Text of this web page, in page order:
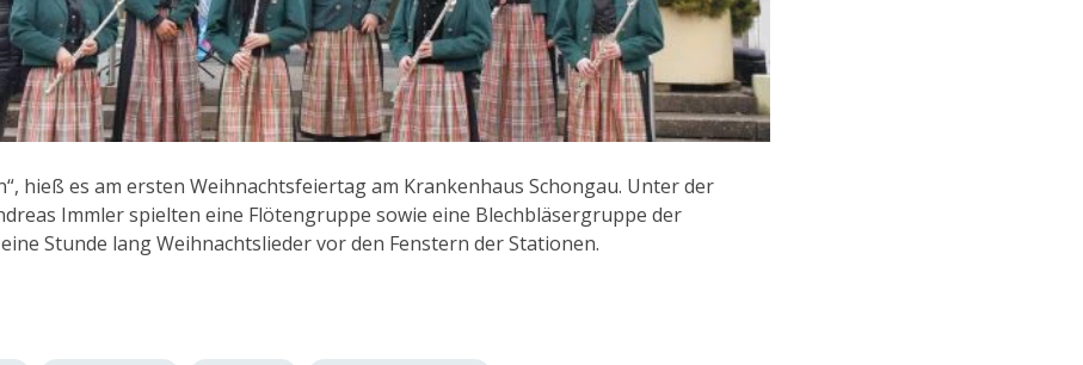
hieß es am ersten Weihnachtsfeiertag am Krankenhaus Schongau. Unter der
Immler spielten eine Flötengruppe sowie eine Blechbläsergruppe der
Stunde lang Weihnachtslieder vor den Fenstern der Stationen.